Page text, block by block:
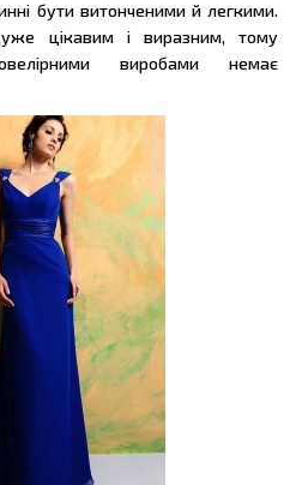
бути витонченими й легкими.
цікавим і виразним, тому
виробами немає